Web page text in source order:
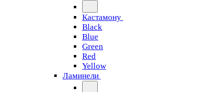
Кастамону
Black
Blue
Green
Red
Yellow
Ламинели